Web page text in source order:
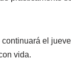
el
vida.